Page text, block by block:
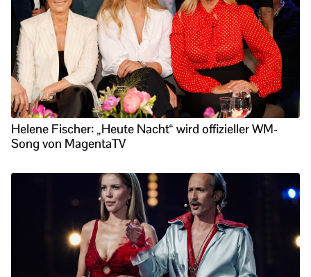
Helene Fischer: „Heute Nacht“ wird offizieller WM-
Song von MagentaTV